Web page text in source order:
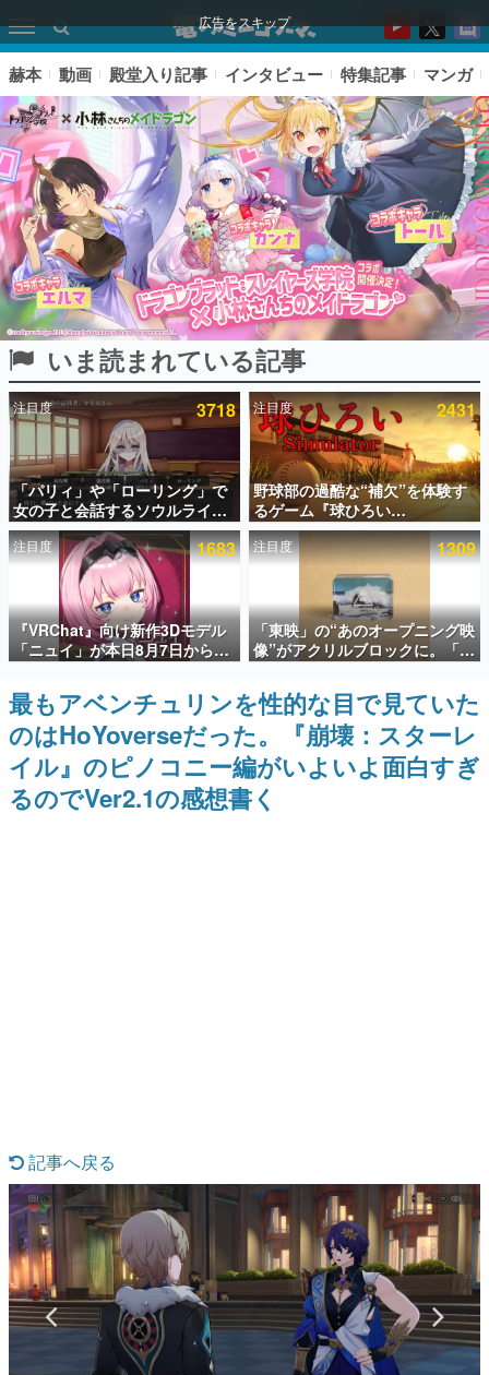
広告をスキップ
ピックアップ
電ファミのいま読まれている記事ランキング
アプリセール情報
インタビュー
連載・特集一覧
殿堂入り記事
SNS拡散数が数千以上！ ページビュー数万以上！ などな
ど。多くの人々に読まれた、電ファミ渾身の“殿堂入り”記
事をまとめました。
ゲームの企画書
名作ゲームクリエイターの方々に製作時のエピソードをお
聞きし、ヒットする企画（ゲーム）とは何か？を探ってい
きます。
赫本
この物語を解いてはいけない。『赫本』は、〈試験問題〉
なんでゲームは面白い？
ゲーム開発者・hamatsu氏がゲームの魅力を画面や操作の
具体的な形から解き明かしていく、硬派で骨太な評論連載
です。
ゲームが変えた日本語
「経験値」「裏技」「ラスボス」… ゲームにまつわる言葉
の起源や用法の変遷を、コンピューター文化史研究家・タ
イニーP氏が徹底調査。
赫本 動画 殿堂入り記事 インタビュー 特集記事 マンガ
いま読まれている記事
注目度 3718
「パリィ」や「ローリング」で
女の子と会話するソウルライク
恋愛ゲーム『小早川さんはソウ
ルライク』無料公開。返事に失
敗すると「YOU DIED」
注目度 2431
野球部の過酷な“補欠”を体験す
るゲーム『球ひろい
Simulator』が「1件」のウィッ
シュリストをもとにチェコ語に
対応しSNSで話題に。『キング
ダム・カム』開発元やチェコの
プロ野球選手から称賛の声
注目度 1683
『VRChat』向け新作3Dモデル
「ニュイ」が本日8月7日から
BOOTHにて発売。瞳に光る星
や感情豊かな表情が、小悪魔か
わいい
注目度 1309
「東映」の“あのオープニング映
像”がアクリルブロックに。「東
映ヒストリカル グッズコレクシ
ョン」が8月下旬より発売
最もアベンチュリンを性的な目で見ていた
のはHoYoverseだった。『崩壊：スターレ
イル』のピノコニー編がいよいよ面白すぎ
るのでVer2.1の感想書く
記事へ戻る